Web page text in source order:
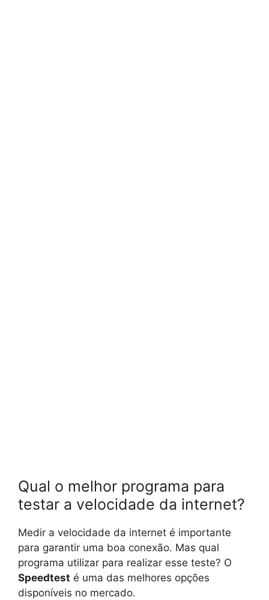
Qual o melhor programa para
testar a velocidade da internet?
Medir a velocidade da internet é importante
para garantir uma boa conexão. Mas qual
programa utilizar para realizar esse teste? O
Speedtest é uma das melhores opções
disponíveis no mercado.